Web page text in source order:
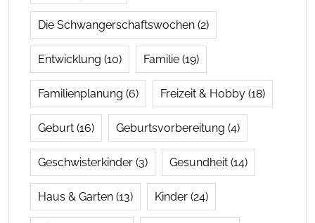
Die Schwangerschaftswochen (2)
Entwicklung (10) Familie (19)
Familienplanung (6) Freizeit & Hobby (18)
Geburt (16) Geburtsvorbereitung (4)
Geschwisterkinder (3) Gesundheit (14)
Haus & Garten (13) Kinder (24)